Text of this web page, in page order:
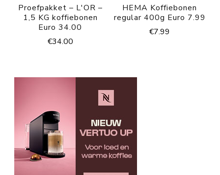
Proefpakket – L'OR –
1,5 KG koffiebonen
Euro 34.00
€34.00
HEMA Koffiebonen
regular 400g Euro 7.99
€7.99